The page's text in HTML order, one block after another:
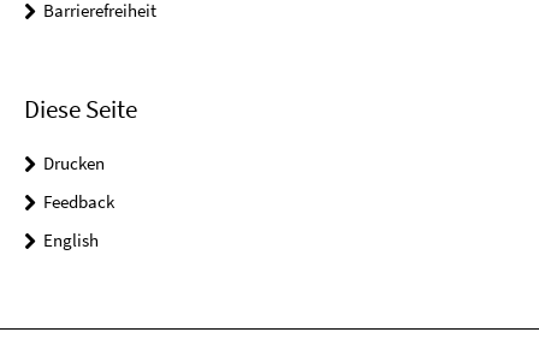
Barrierefreiheit
Diese Seite
Drucken
Feedback
English